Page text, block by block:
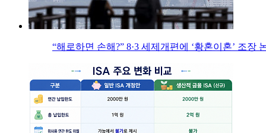
“해로하면 손해?” 8·3 세제개편에 ‘황혼이혼’ 조장